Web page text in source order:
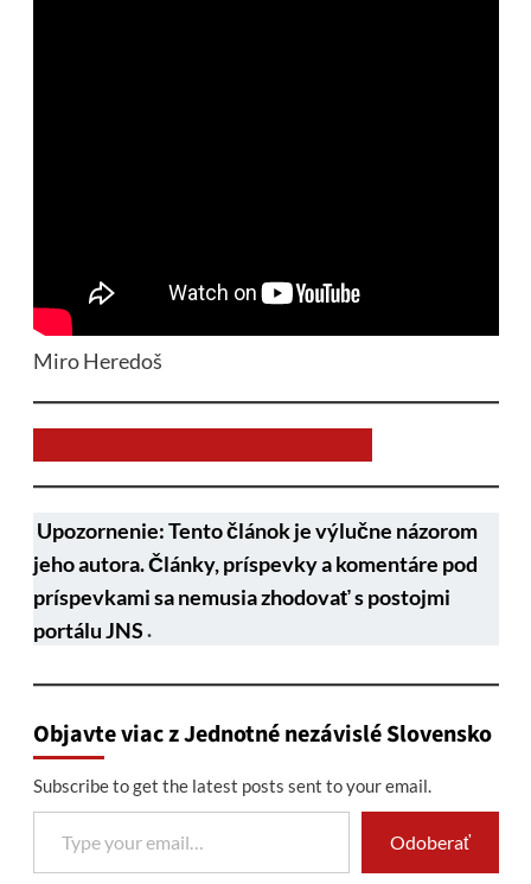
Miro Heredoš
Upozornenie: Tento článok je výlučne názorom
jeho autora. Články, príspevky a komentáre pod
príspevkami sa nemusia zhodovať s postojmi
portálu JNS.
Objavte viac z Jednotné nezávislé Slovensko
Subscribe to get the latest posts sent to your email.
Type your email…
Odoberať